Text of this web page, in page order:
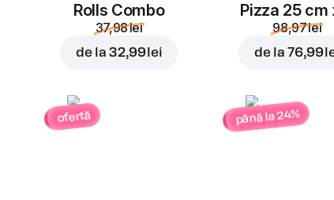
Rolls Combo
37,98 lei
de la32,99 lei
Pizza 25 cm
98,97 lei
de la76,99
ofertă până la 24%